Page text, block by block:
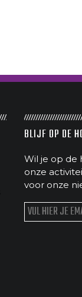
BLIJF OP DE
Wil je op de
onze
voor onze